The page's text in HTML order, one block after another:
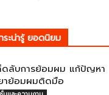
ระน่ารู้ ยอดนิยม
ดลับการย้อมผม แก้ปัญหา
าย้อมผมติดมือ